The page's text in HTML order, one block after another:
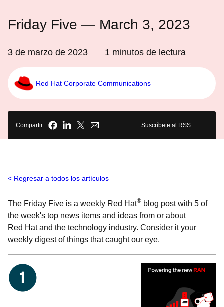
Friday Five — March 3, 2023
3 de marzo de 2023 1 minutos de lectura
Red Hat Corporate Communications
Compartir Suscríbete al RSS
Regresar a todos los artículos
The Friday Five is a weekly Red Hat® blog post with 5 of
the week's top news items and ideas from or about
Red Hat and the technology industry. Consider it your
weekly digest of things that caught our eye.